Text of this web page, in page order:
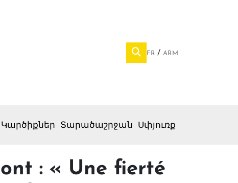
FR ARM
Կարծիքներ Տարածաշրջան Սփյուռք
: « Une fierté